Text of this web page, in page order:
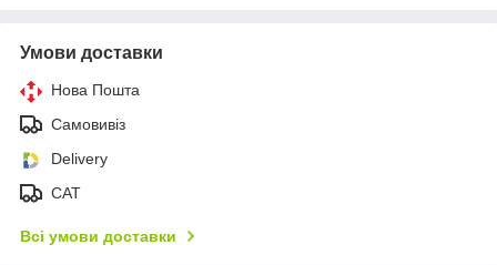
Умови доставки
Нова Пошта
Самовивіз
Delivery
САТ
Всі умови доставки